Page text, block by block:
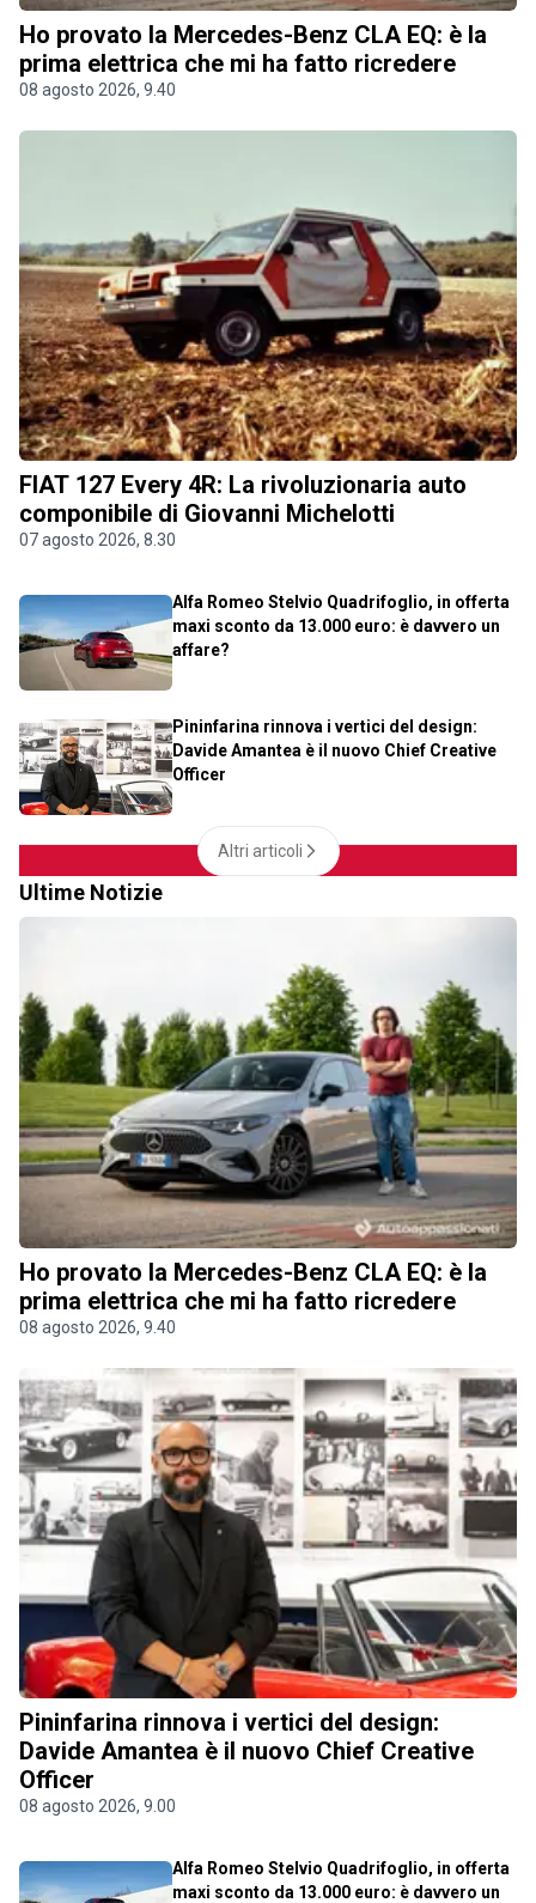
Ho provato la Mercedes-Benz CLA EQ: è la
prima elettrica che mi ha fatto ricredere
08 agosto 2026, 9.40
FIAT 127 Every 4R: La rivoluzionaria auto
componibile di Giovanni Michelotti
07 agosto 2026, 8.30
Alfa Romeo Stelvio Quadrifoglio, in offerta
maxi sconto da 13.000 euro: è davvero un
affare?
Pininfarina rinnova i vertici del design:
Davide Amantea è il nuovo Chief Creative
Officer
Altri articoli
Ultime Notizie
Ho provato la Mercedes-Benz CLA EQ: è la
prima elettrica che mi ha fatto ricredere
08 agosto 2026, 9.40
Pininfarina rinnova i vertici del design:
Davide Amantea è il nuovo Chief Creative
Officer
08 agosto 2026, 9.00
Alfa Romeo Stelvio Quadrifoglio, in offerta
maxi sconto da 13.000 euro: è davvero un